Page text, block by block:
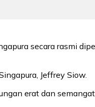
secara rasmi
Jeffrey Siow.
erat dan